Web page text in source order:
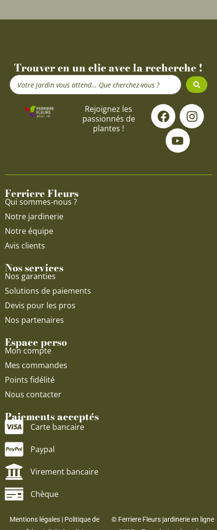
Trouver en un clic avec la recherche !
Search
...
Rejoignez les
passionnés de
plantes !
F
a
c
e
o
I
n
s
g
Y
o
u
t
u
b
Ferriere Fleurs
Qui sommes-nous ?
Notre jardinerie
Notre équipe
Avis clients
Nos services
Nos garanties
Solutions de paiements
Devis pour les pros
Nos partenaires
Espace perso
Mon compte
Mes commandes
Points fidélité
Nous contacter
Paiements acceptés
Carte bancaire
Paypal
Virement bancaire
Chèque
Mentions légales| Politique de
© Ferriere Fleurs jardinerie en ligne